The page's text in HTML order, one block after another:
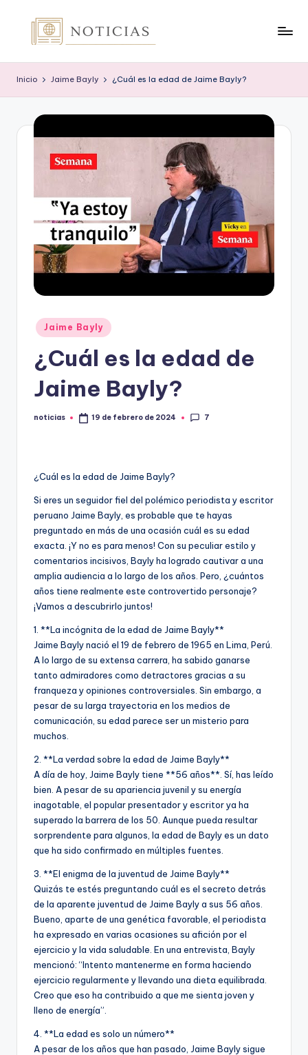
contenido
o
t
i
Inicio Jaime Bayly ¿Cuál es la edad de Jaime Bayly?
Publicado
en
Jaime Bayly
¿Cuál es la edad de
Jaime Bayly?
Publicado
noticias 19 de febrero de 2024 7
¿Cuál es la edad de Jaime Bayly?
Si eres un seguidor fiel del polémico periodista y escritor
peruano Jaime Bayly, es probable que te hayas
preguntado en más de una ocasión cuál es su edad
exacta. ¡Y no es para menos! Con su peculiar estilo y
comentarios incisivos, Bayly ha logrado cautivar a una
amplia audiencia a lo largo de los años. Pero, ¿cuántos
años tiene realmente este controvertido personaje?
¡Vamos a descubrirlo juntos!
1. **La incógnita de la edad de Jaime Bayly**
Jaime Bayly nació el 19 de febrero de 1965 en Lima, Perú.
A lo largo de su extensa carrera, ha sabido ganarse
tanto admiradores como detractores gracias a su
franqueza y opiniones controversiales. Sin embargo, a
pesar de su larga trayectoria en los medios de
comunicación, su edad parece ser un misterio para
muchos.
2. **La verdad sobre la edad de Jaime Bayly**
A día de hoy, Jaime Bayly tiene **56 años**. Sí, has leído
bien. A pesar de su apariencia juvenil y su energía
inagotable, el popular presentador y escritor ya ha
superado la barrera de los 50. Aunque pueda resultar
sorprendente para algunos, la edad de Bayly es un dato
que ha sido confirmado en múltiples fuentes.
3. **El enigma de la juventud de Jaime Bayly**
Quizás te estés preguntando cuál es el secreto detrás
de la aparente juventud de Jaime Bayly a sus 56 años.
Bueno, aparte de una genética favorable, el periodista
ha expresado en varias ocasiones su afición por el
ejercicio y la vida saludable. En una entrevista, Bayly
mencionó: “Intento mantenerme en forma haciendo
ejercicio regularmente y llevando una dieta equilibrada.
Creo que eso ha contribuido a que me sienta joven y
lleno de energía”.
4. **La edad es solo un número**
A pesar de los años que han pasado, Jaime Bayly sigue